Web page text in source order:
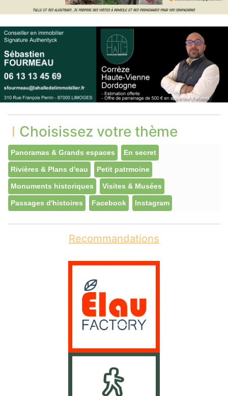
Choisissez votre thème
Panoramas & Grands espaces En secret
Rivières & Plans d'eau Petit patrmoine
Monuments historiques Visites & Musées
Passages d'histoires Facebook Instagram
Recommandations